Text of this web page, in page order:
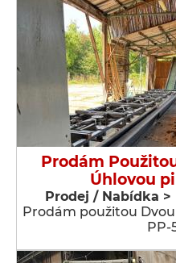
Prodám
Úhlovou
Prodej / Nabídka
Prodám použitou
PP-